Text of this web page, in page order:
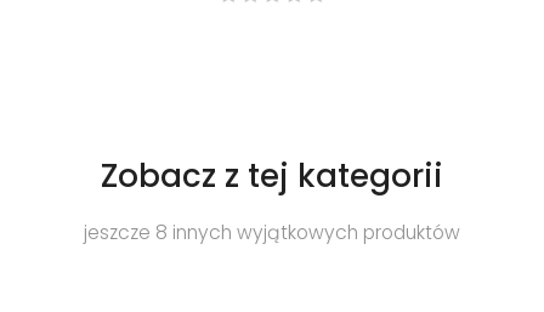
Zobacz z tej kategorii
jeszcze 8 innych wyjątkowych produktów